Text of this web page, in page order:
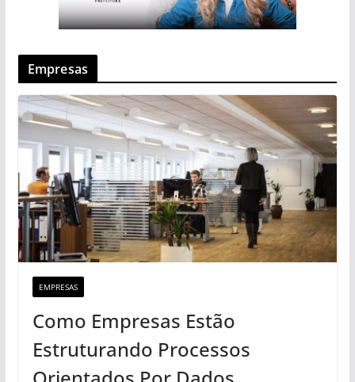
Empresas
EMPRESAS
Como Empresas Estão
Estruturando Processos